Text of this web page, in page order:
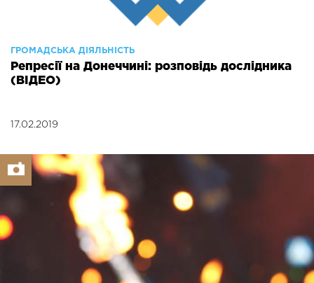
ГРОМАДСЬКА ДІЯЛЬНІСТЬ
Репресії на Донеччині: розповідь дослідника
(ВІДЕО)
17.02.2019